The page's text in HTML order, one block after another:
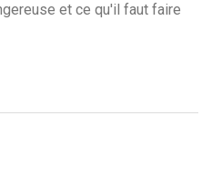
et ce qu'il faut faire